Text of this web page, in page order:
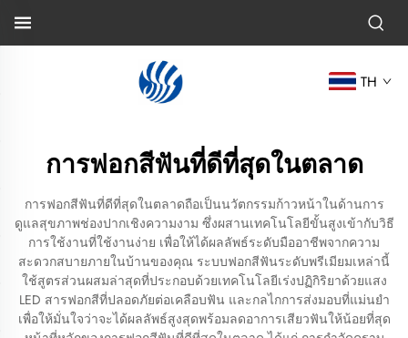
TH
การฟอกสีฟันที่ดีที่สุดในตลาด
การฟอกสีฟันที่ดีที่สุดในตลาดถือเป็นนวัตกรรมก้าวหน้าในด้านการ
ดูแลสุขภาพช่องปากเชิงความงาม ซึ่งผสานเทคโนโลยีขั้นสูงเข้ากับวิธี
การใช้งานที่ใช้งานง่าย เพื่อให้ได้ผลลัพธ์ระดับมืออาชีพจากความ
สะดวกสบายภายในบ้านของคุณ ระบบฟอกสีฟันระดับพรีเมียมเหล่านี้
ใช้สูตรส่วนผสมล่าสุดที่ประกอบด้วยเทคโนโลยีเร่งปฏิกิริยาด้วยแสง
LED สารฟอกสีที่ปลอดภัยต่อเคลือบฟัน และกลไกการส่งมอบที่แม่นยำ
เพื่อให้มั่นใจว่าจะได้ผลลัพธ์สูงสุดพร้อมลดอาการเสียวฟันให้น้อยที่สุด